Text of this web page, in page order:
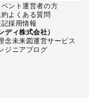
米のプールお出かけ
ルお出かけ
ント運営者の方
よくある質問
記採用情報
ディ株式会社）
念未来図運営サービス
ジニアブログ